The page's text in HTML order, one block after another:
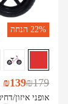
22% הנחה
אופני איזון/
₪179
₪139